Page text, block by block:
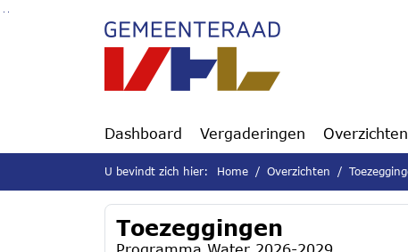
Ga naar de inhoud van deze pagina
Ga naar het zoeken
Ga naar het menu
Dashboard Vergaderingen Overzichten
U bevindt zich hier: Home Overzichten
Toezeggingen